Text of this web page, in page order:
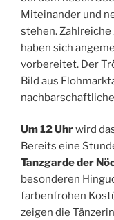
Miteinander und
stehen.
haben sich
vorbereitet. Der
Bild aus
Um 12 Uhrwird
Bereits eine
Tanzgarde der
besonderen
farbenfrohen
zeigen die